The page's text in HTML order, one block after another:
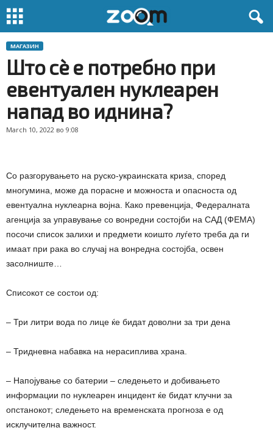
МАГАЗИН
Што сѐ е потребно при
евентуален нуклеарен
напад во иднина?
March 10, 2022 во 9:08
Со разгорувањето на руско-украинската криза, според
многумина, може да порасне и можноста и опасноста од
евентуална нуклеарна војна. Како превенција, Федералната
агенција за управување со вонредни состојби на САД (ФЕМА)
посочи список залихи и предмети коишто луѓето треба да ги
имаат при рака во случај на вонредна состојба, освен
засолниште…
Списокот се состои од:
– Три литри вода по лице ќе бидат доволни за три дена
– Тридневна набавка на нерасиплива храна.
– Напојување со батерии – следењето и добивањето
информации по нуклеарен инцидент ќе бидат клучни за
опстанокот; следењето на временската прогноза е од
исклучителна важност.